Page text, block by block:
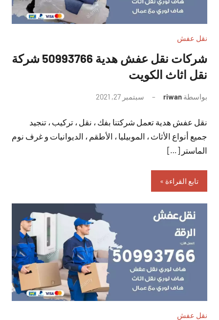
نقل عفش
شركات نقل عفش هدية 50993766 شركة
نقل اثاث الكويت
بواسطة riwan سبتمبر 27, 2021
تعليقات
نقل عفش هدية تعمل شركتنا بفك ، نقل ، تركيب ، تنجيد
جميع أنواع الأثاث ، الموبيليا ، الأطقم ، الديوانيات و غرف نوم
الماستر […]
تابع القراءة
نقل عفش